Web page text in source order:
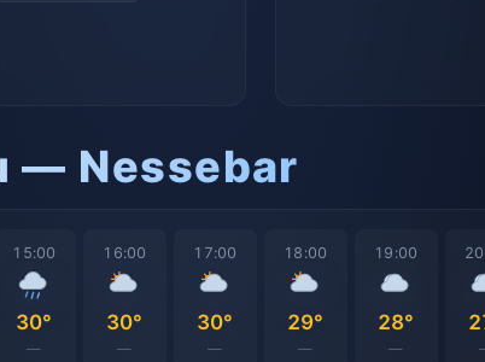
— Nessebar
15:00
30°
—
16:00
30°
—
17:00
30°
—
18:00
29°
—
19:00
28°
—